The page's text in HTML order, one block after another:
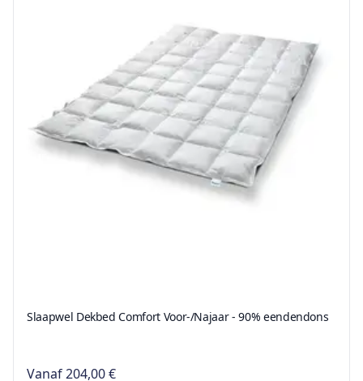
Slaapwel Dekbed Comfort Voor-/Najaar - 90% eendendons
Vanaf204,00 €